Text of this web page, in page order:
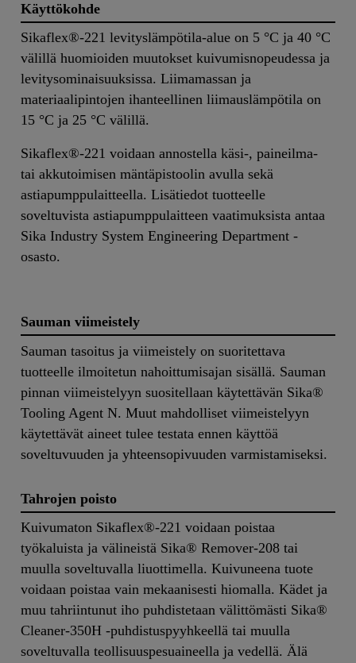
Käyttökohde
Sikaflex®-221 levityslämpötila-alue on 5 °C ja 40 °C
välillä huomioiden muutokset kuivumisnopeudessa ja
levitysominaisuuksissa. Liimamassan ja
materiaalipintojen ihanteellinen liimauslämpötila on
15 °C ja 25 °C välillä.
Sikaflex®-221 voidaan annostella käsi-, paineilma-
tai akkutoimisen mäntäpistoolin avulla sekä
astiapumppulaitteella. Lisätiedot tuotteelle
soveltuvista astiapumppulaitteen vaatimuksista antaa
Sika Industry System Engineering Department -
osasto.
Sauman viimeistely
Sauman tasoitus ja viimeistely on suoritettava
tuotteelle ilmoitetun nahoittumisajan sisällä. Sauman
pinnan viimeistelyyn suositellaan käytettävän Sika®
Tooling Agent N. Muut mahdolliset viimeistelyyn
käytettävät aineet tulee testata ennen käyttöä
soveltuvuuden ja yhteensopivuuden varmistamiseksi.
Tahrojen poisto
Kuivumaton Sikaflex®-221 voidaan poistaa
työkaluista ja välineistä Sika® Remover-208 tai
muulla soveltuvalla liuottimella. Kuivuneena tuote
voidaan poistaa vain mekaanisesti hiomalla. Kädet ja
muu tahriintunut iho puhdistetaan välittömästi Sika®
Cleaner-350H -puhdistuspyyhkeellä tai muulla
soveltuvalla teollisuuspesuaineella ja vedellä. Älä